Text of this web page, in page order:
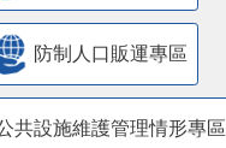
防制人口販運專區
共設施維護管理情形專區